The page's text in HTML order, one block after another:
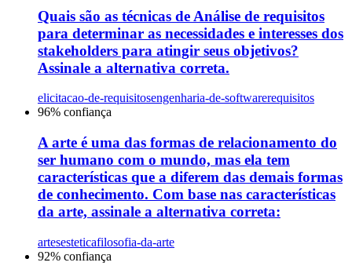
Quais são as técnicas de Análise de requisitos
para determinar as necessidades e interesses dos
stakeholders para atingir seus objetivos?
Assinale a alternativa correta.
elicitacao-de-requisitosengenharia-de-softwarerequisitos
96% confiança
A arte é uma das formas de relacionamento do
ser humano com o mundo, mas ela tem
características que a diferem das demais formas
de conhecimento. Com base nas características
da arte, assinale a alternativa correta:
artesesteticafilosofia-da-arte
92% confiança